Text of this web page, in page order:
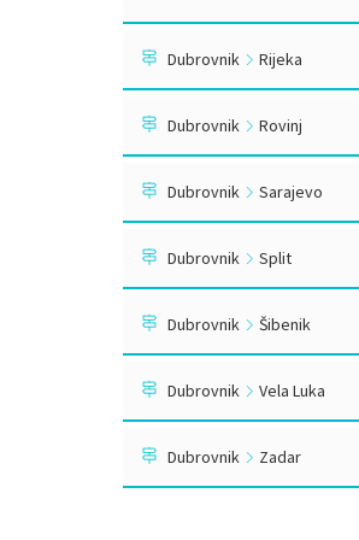
Dubrovnik Rijeka
Dubrovnik Rovinj
Dubrovnik Sarajevo
Dubrovnik Split
Dubrovnik Šibenik
Dubrovnik Vela Luka
Dubrovnik Zadar